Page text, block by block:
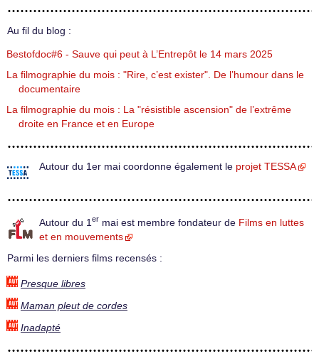
Au fil du blog :
Bestofdoc#6 - Sauve qui peut à L’Entrepôt le 14 mars 2025
La filmographie du mois : "Rire, c’est exister". De l’humour dans le
documentaire
La filmographie du mois : La "résistible ascension" de l’extrême
droite en France et en Europe
Autour du 1er mai coordonne également le projet TESSA
Autour du 1 er mai est membre fondateur de Films en luttes
et en mouvements
Parmi les derniers films recensés :
Presque libres
Maman pleut de cordes
Inadapté